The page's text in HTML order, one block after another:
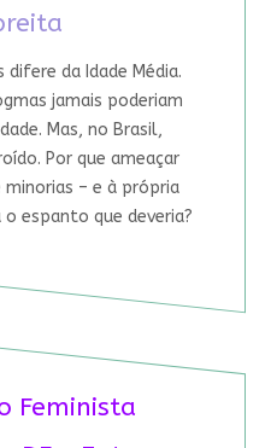
difere da Idade Média.
jamais poderiam
Mas, no Brasil,
Por que ameaçar
– e à própria
espanto que deveria?
Feminista